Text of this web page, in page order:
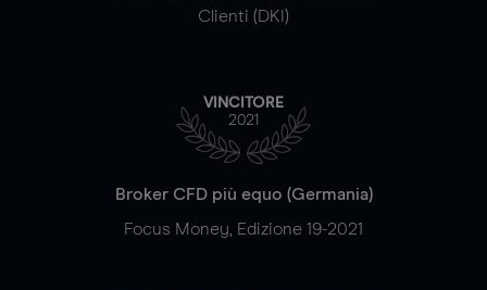
Clienti (DKI)
VINCITORE
2021
Broker CFD più equo (Germania)
Focus Money, Edizione 19-2021